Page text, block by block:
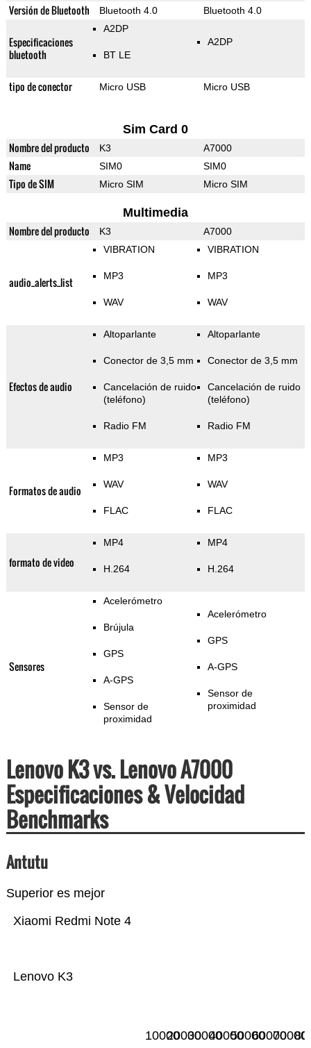
Versión de Bluetooth Bluetooth 4.0 Bluetooth 4.0
Especificaciones
bluetooth
A2DP
BT LE
A2DP
tipo de conector Micro USB Micro USB
Sim Card 0
Nombre del producto K3 A7000
Name SIM0 SIM0
Tipo de SIM Micro SIM Micro SIM
Multimedia
Nombre del producto K3 A7000
audio_alerts_list
VIBRATION
MP3
WAV
VIBRATION
MP3
WAV
Efectos de audio
Altoparlante
Conector de 3,5 mm
Cancelación de ruido
(teléfono)
Radio FM
Altoparlante
Conector de 3,5 mm
Cancelación de ruido
(teléfono)
Radio FM
Formatos de audio
MP3
WAV
FLAC
MP3
WAV
FLAC
formato de video
MP4
H.264
MP4
H.264
Sensores
Acelerómetro
Brújula
GPS
A-GPS
Sensor de
proximidad
Acelerómetro
GPS
A-GPS
Sensor de
proximidad
Lenovo K3 vs. Lenovo A7000
Especificaciones & Velocidad
Benchmarks
Antutu
Superior es mejor
Lenovo K3
Xiaomi Redmi Note 4
10000200003000040000500006000070000